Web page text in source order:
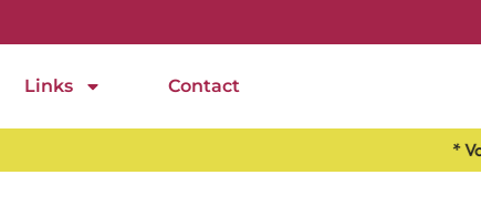
Links Contact
*